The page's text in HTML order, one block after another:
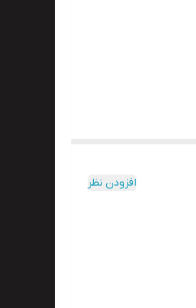
افزودن نظر